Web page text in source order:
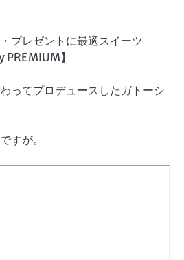
プレゼントに最適スイーツ
PREMIUM】
ってプロデュースしたガトーシ
すが。